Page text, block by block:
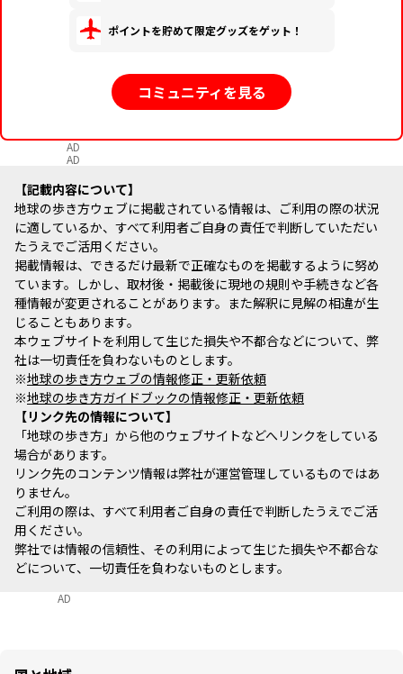
ポイントを貯めて限定グッズをゲット！
コミュニティを見る
AD
AD
記載内容について
地球の歩き方ウェブに掲載されている情報は、ご利用の際の状況
に適しているか、すべて利用者ご自身の責任で判断していただい
たうえでご活用ください。
掲載情報は、できるだけ最新で正確なものを掲載するように努め
ています。しかし、取材後・掲載後に現地の規則や手続きなど各
種情報が変更されることがあります。また解釈に見解の相違が生
じることもあります。
本ウェブサイトを利用して生じた損失や不都合などについて、弊
社は一切責任を負わないものとします。
※地球の歩き方ウェブの情報修正・更新依頼
※地球の歩き方ガイドブックの情報修正・更新依頼
リンク先の情報について
「地球の歩き方」から他のウェブサイトなどへリンクをしている
場合があります。
リンク先のコンテンツ情報は弊社が運営管理しているものではあ
りません。
ご利用の際は、すべて利用者ご自身の責任で判断したうえでご活
用ください。
弊社では情報の信頼性、その利用によって生じた損失や不都合な
どについて、一切責任を負わないものとします。
AD